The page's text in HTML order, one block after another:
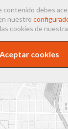
contenido debes
nuestro
cookies de
Aceptar cookies